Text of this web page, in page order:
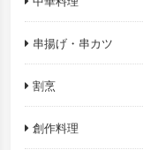
串揚げ・串カツ
割烹
創作料理